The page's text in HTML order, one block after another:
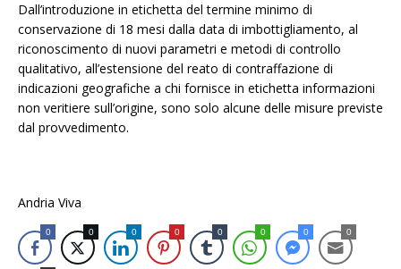
Dall’introduzione in etichetta del termine minimo di
conservazione di 18 mesi dalla data di imbottigliamento, al
riconoscimento di nuovi parametri e metodi di controllo
qualitativo, all’estensione del reato di contraffazione di
indicazioni geografiche a chi fornisce in etichetta informazioni
non veritiere sull’origine, sono solo alcune delle misure previste
dal provvedimento.
Andria Viva
0 0 0 0 0 0 0 0